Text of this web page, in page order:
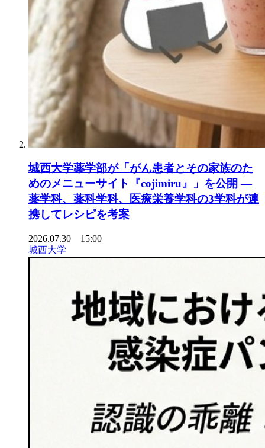
城西大学薬学部が「がん患者とその家族のた
めのメニューサイト『cojimiru』」を公開 ―
薬学科、薬科学科、医療栄養学科の3学科が連
携してレシピを考案
2026.07.30 15:00
城西大学